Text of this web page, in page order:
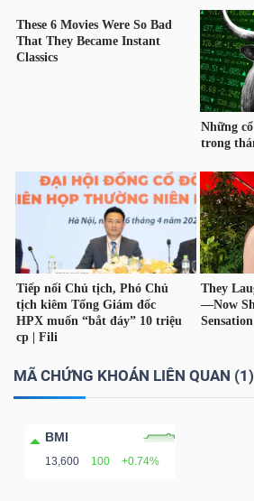
MÃ CHỨNG KHOÁN LIÊN QUAN (1)
BMI
13,600 100 +0.74%
Sách
chính
Công
cụ